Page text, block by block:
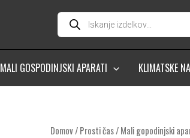
Products
search
MALI GOSPODINJSKI APARATI KLIMATSKE
Domov/Prosti čas/Mali gopodinjski
Sencor